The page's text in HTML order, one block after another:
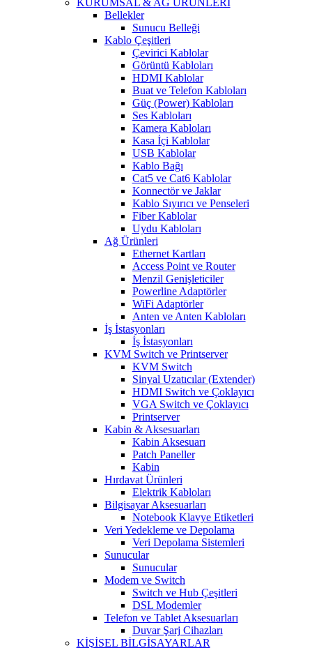
KURUMSAL & AĞ ÜRÜNLERİ
Bellekler
Sunucu Belleği
Kablo Çeşitleri
Çevirici Kablolar
Görüntü Kabloları
HDMI Kablolar
Buat ve Telefon Kabloları
Güç (Power) Kabloları
Ses Kabloları
Kamera Kabloları
Kasa İçi Kablolar
USB Kablolar
Kablo Bağı
Cat5 ve Cat6 Kablolar
Konnectör ve Jaklar
Kablo Sıyırıcı ve Penseleri
Fiber Kablolar
Uydu Kabloları
Ağ Ürünleri
Ethernet Kartları
Access Point ve Router
Menzil Genişleticiler
Powerline Adaptörler
WiFi Adaptörler
Anten ve Anten Kabloları
İş İstasyonları
İş İstasyonları
KVM Switch ve Printserver
KVM Switch
Sinyal Uzatıcılar (Extender)
HDMI Switch ve Çoklayıcı
VGA Switch ve Çoklayıcı
Printserver
Kabin & Aksesuarları
Kabin Aksesuarı
Patch Paneller
Kabin
Hırdavat Ürünleri
Elektrik Kabloları
Bilgisayar Aksesuarları
Notebook Klavye Etiketleri
Veri Yedekleme ve Depolama
Veri Depolama Sistemleri
Sunucular
Sunucular
Modem ve Switch
Switch ve Hub Çeşitleri
DSL Modemler
Telefon ve Tablet Aksesuarları
Duvar Şarj Cihazları
KİŞİSEL BİLGİSAYARLAR